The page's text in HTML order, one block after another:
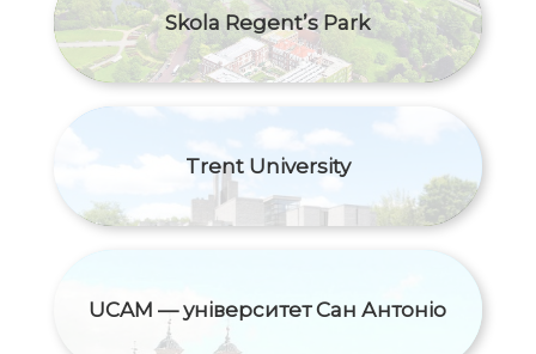
Skola Regent’s Park
Trent University
UCAM — університет Сан Антоніо